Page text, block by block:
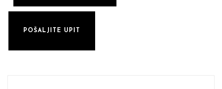
POŠALJITE UPIT